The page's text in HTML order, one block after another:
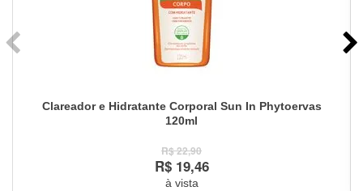
Clareador e Hidratante Corporal Sun In Phytoervas
120ml
R$ 22,90
R$ 19,46
à vista